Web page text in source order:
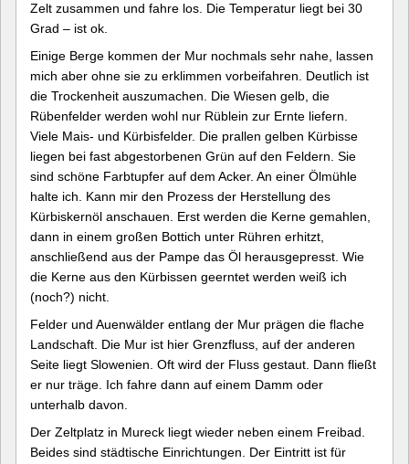
Zelt zusammen und fahre los. Die Temperatur liegt bei 30
Grad – ist ok.
Einige Berge kommen der Mur nochmals sehr nahe, lassen
mich aber ohne sie zu erklimmen vorbeifahren. Deutlich ist
die Trockenheit auszumachen. Die Wiesen gelb, die
Rübenfelder werden wohl nur Rüblein zur Ernte liefern.
Viele Mais- und Kürbisfelder. Die prallen gelben Kürbisse
liegen bei fast abgestorbenen Grün auf den Feldern. Sie
sind schöne Farbtupfer auf dem Acker. An einer Ölmühle
halte ich. Kann mir den Prozess der Herstellung des
Kürbiskernöl anschauen. Erst werden die Kerne gemahlen,
dann in einem großen Bottich unter Rühren erhitzt,
anschließend aus der Pampe das Öl herausgepresst. Wie
die Kerne aus den Kürbissen geerntet werden weiß ich
(noch?) nicht.
Felder und Auenwälder entlang der Mur prägen die flache
Landschaft. Die Mur ist hier Grenzfluss, auf der anderen
Seite liegt Slowenien. Oft wird der Fluss gestaut. Dann fließt
er nur träge. Ich fahre dann auf einem Damm oder
unterhalb davon.
Der Zeltplatz in Mureck liegt wieder neben einem Freibad.
Beides sind städtische Einrichtungen. Der Eintritt ist für